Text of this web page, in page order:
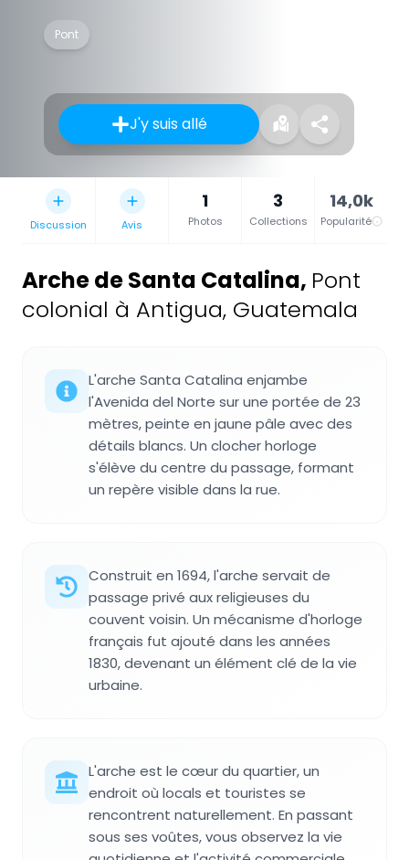
Pont
J'y suis allé
Discussion Avis
1
Photos
3
Collections
14,0k
Popularité
Arche de Santa Catalina, Pont
colonial à Antigua, Guatemala
L'arche Santa Catalina enjambe
l'Avenida del Norte sur une portée de 23
mètres, peinte en jaune pâle avec des
détails blancs. Un clocher horloge
s'élève du centre du passage, formant
un repère visible dans la rue.
Construit en 1694, l'arche servait de
passage privé aux religieuses du
couvent voisin. Un mécanisme d'horloge
français fut ajouté dans les années
1830, devenant un élément clé de la vie
urbaine.
L'arche est le cœur du quartier, un
endroit où locals et touristes se
rencontrent naturellement. En passant
sous ses voûtes, vous observez la vie